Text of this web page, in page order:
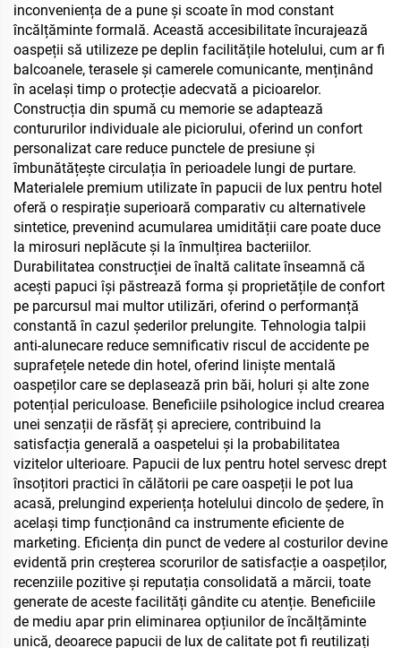
inconveniența de a pune și scoate în mod constant
încălțăminte formală. Această accesibilitate încurajează
oaspeții să utilizeze pe deplin facilitățile hotelului, cum ar fi
balcoanele, terasele și camerele comunicante, menținând
în același timp o protecție adecvată a picioarelor.
Construcția din spumă cu memorie se adaptează
contururilor individuale ale piciorului, oferind un confort
personalizat care reduce punctele de presiune și
îmbunătățește circulația în perioadele lungi de purtare.
Materialele premium utilizate în papucii de lux pentru hotel
oferă o respirație superioară comparativ cu alternativele
sintetice, prevenind acumularea umidității care poate duce
la mirosuri neplăcute și la înmulțirea bacteriilor.
Durabilitatea construcției de înaltă calitate înseamnă că
acești papuci își păstrează forma și proprietățile de confort
pe parcursul mai multor utilizări, oferind o performanță
constantă în cazul șederilor prelungite. Tehnologia talpii
anti-alunecare reduce semnificativ riscul de accidente pe
suprafețele netede din hotel, oferind liniște mentală
oaspeților care se deplasează prin băi, holuri și alte zone
potențial periculoase. Beneficiile psihologice includ crearea
unei senzații de răsfăț și apreciere, contribuind la
satisfacția generală a oaspetelui și la probabilitatea
vizitelor ulterioare. Papucii de lux pentru hotel servesc drept
însoțitori practici în călătorii pe care oaspeții le pot lua
acasă, prelungind experiența hotelului dincolo de ședere, în
același timp funcționând ca instrumente eficiente de
marketing. Eficiența din punct de vedere al costurilor devine
evidentă prin creșterea scorurilor de satisfacție a oaspeților,
recenziile pozitive și reputația consolidată a mărcii, toate
generate de aceste facilități gândite cu atenție. Beneficiile
de mediu apar prin eliminarea opțiunilor de încălțăminte
unică, deoarece papucii de lux de calitate pot fi reutilizați